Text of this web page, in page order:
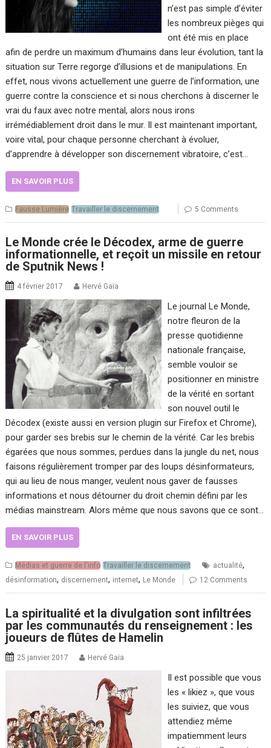
n’est pas simple d’éviter
les nombreux pièges qui
ont été mis en place
afin de perdre un maximum d’humains dans leur évolution, tant la
situation sur Terre regorge d’illusions et de manipulations. En
effet, nous vivons actuellement une guerre de l’information, une
guerre contre la conscience et si nous cherchons à discerner le
vrai du faux avec notre mental, alors nous irons
irrémédiablement droit dans le mur. Il est maintenant important,
voire vital, pour chaque personne cherchant à évoluer,
d’apprendre à développer son discernement vibratoire, c’est…
EN SAVOIR PLUS
Fausse Lumière Travailler le discernement 5 Comments
Le Monde crée le Décodex, arme de guerre
informationnelle, et reçoit un missile en retour
de Sputnik News !
4 février 2017 Hervé Gaïa
Le journal Le Monde,
notre fleuron de la
presse quotidienne
nationale française,
semble vouloir se
positionner en ministre
de la vérité en sortant
son nouvel outil le
Décodex (existe aussi en version plugin sur Firefox et Chrome),
pour garder ses brebis sur le chemin de la vérité. Car les brebis
égarées que nous sommes, perdues dans la jungle du net, nous
faisons régulièrement tromper par des loups désinformateurs,
qui au lieu de nous manger, veulent nous gaver de fausses
informations et nous détourner du droit chemin défini par les
médias mainstream. Alors même que nous savons que ce sont…
EN SAVOIR PLUS
Médias et guerre de l'info Travailler le discernement actualité,
désinformation, discernement, internet, Le Monde 12 Comments
La spiritualité et la divulgation sont infiltrées
par les communautés du renseignement : les
joueurs de flûtes de Hamelin
25 janvier 2017 Hervé Gaïa
Il est possible que vous
les « likiez », que vous
les suiviez, que vous
attendiez même
impatiemment leurs